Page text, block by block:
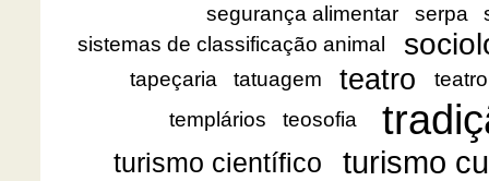
segurança alimentar serpa
sistemas de classificação animal
tapeçaria tatuagem teatro
templários
teosofia
turismo científico turismo